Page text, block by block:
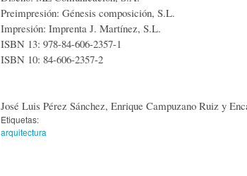
Preimpresión: Génesis composición, S.L.
Impresión: Imprenta J. Martínez, S.L.
ISBN 13: 978-84-606-2357-1
ISBN 10: 84-606-2357-2
José Luis Pérez Sánchez, Enrique Campuzano Ruiz y
Etiquetas:
arquitectura